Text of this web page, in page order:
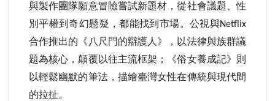
與製作團隊願意冒險嘗試新題材，從社會議題、性
別平權到奇幻懸疑，都能找到市場。公視與Netflix
合作推出的《八尺門的辯護人》，以法律與族群議
題為核心，顛覆以往主流框架；《俗女養成記》則
以輕鬆幽默的筆法，描繪臺灣女性在傳統與現代間
的拉扯。